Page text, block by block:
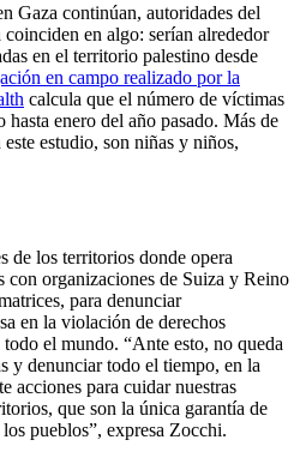
Gaza continúan, autoridades del
en algo: serían alrededor
en el territorio palestino desde
en campo realizado por la
calcula que el número de víctimas
hasta enero del año pasado. Más de
estudio, son niñas y niños,
de los territorios donde opera
organizaciones de Suiza y Reino
para denunciar
en la violación de derechos
el mundo. “Ante esto, no queda
y denunciar todo el tiempo, en la
acciones para cuidar nuestras
que son la única garantía de
pueblos”, expresa Zocchi.